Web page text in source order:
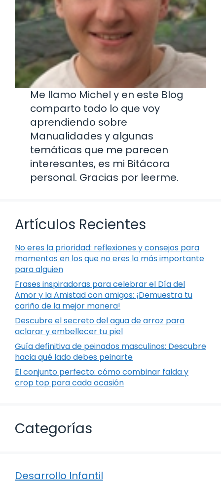
Me llamo Michel y en este Blog
comparto todo lo que voy
aprendiendo sobre
Manualidades y algunas
temáticas que me parecen
interesantes, es mi Bitácora
personal. Gracias por leerme.
Artículos Recientes
No eres la prioridad: reflexiones y consejos para
momentos en los que no eres lo más importante
para alguien
Frases inspiradoras para celebrar el Día del
Amor y la Amistad con amigos: ¡Demuestra tu
cariño de la mejor manera!
Descubre el secreto del agua de arroz para
aclarar y embellecer tu piel
Guía definitiva de peinados masculinos: Descubre
hacia qué lado debes peinarte
El conjunto perfecto: cómo combinar falda y
crop top para cada ocasión
Categorías
Desarrollo Infantil